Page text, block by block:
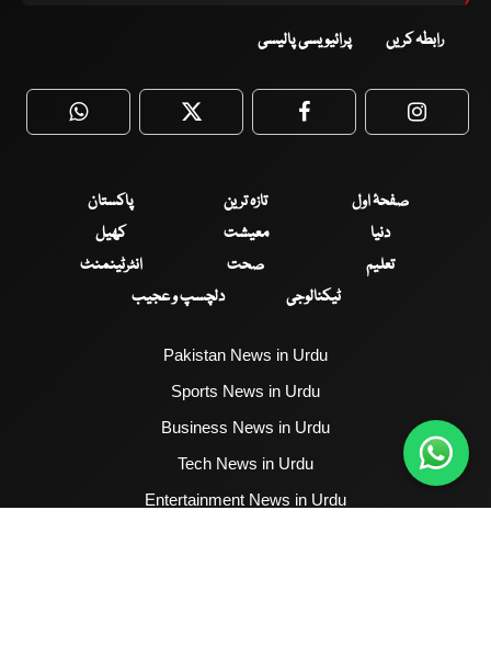
رابطہ کریں پرائیویسی پالیسی
WhatsApp Twitter Facebook
صفحۂ اول تازہ ترین
پاکستان
دنیا
معیشت
کھیل
تعلیم
صحت
انٹرٹینمنٹ
ٹیکنالوجی
دلچسپ و عجیب
Pakistan News in Urdu
Sports News in Urdu
Business News in Urdu
Tech News in Urdu
Entertainment News in Urdu